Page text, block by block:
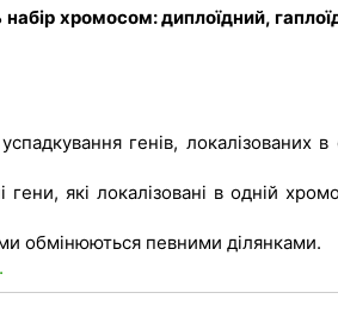
хромосом: диплоїдний,
генів, локалізованих в
які локалізовані в одній
обмінюються певними ділянками.